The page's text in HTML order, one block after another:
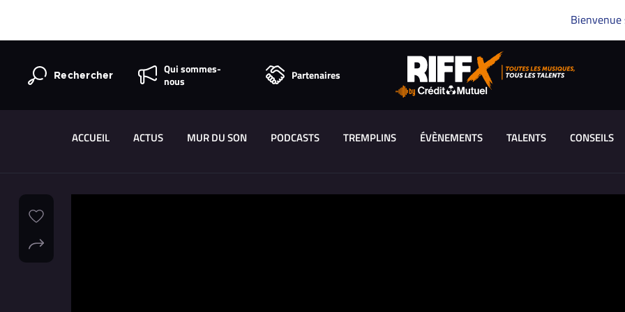
Bienvenue
Rechercher
Qui sommes-
nous
Partenaires
ACCUEIL ACTUS MUR DU SON PODCASTS TREMPLINS ÉVÈNEMENTS TALENTS CONSEILS